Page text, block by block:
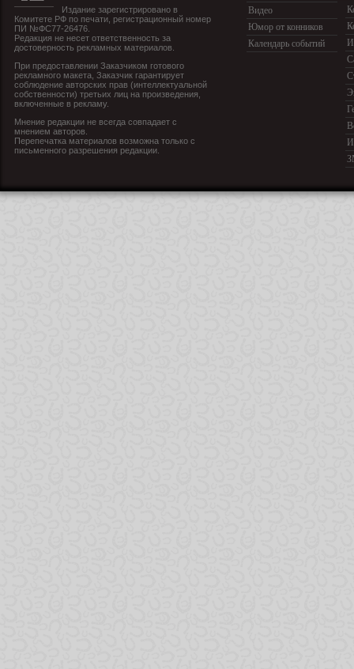
Издание зарегистрировано в
Комитете РФ по печати, регистрационный номер
ПИ №ФС77-26476.
Редакция не несет ответственность за
достоверность рекламных материалов.
При предоставлении Заказчиком готового
рекламного макета, Заказчик гарантирует
соблюдение авторских прав (интеллектуальной
собственности) третьих лиц на произведения,
включенные в рекламу.
Мнение редакции не всегда совпадает с
мнением авторов.
Перепечатка материалов возможна только с
письменного разрешения редакции.
Видео
Юмор от конников
Календарь событий